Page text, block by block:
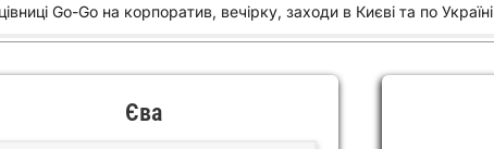
Go-Go на корпоратив, вечірку, заходи в Києві та по Україні
Єва